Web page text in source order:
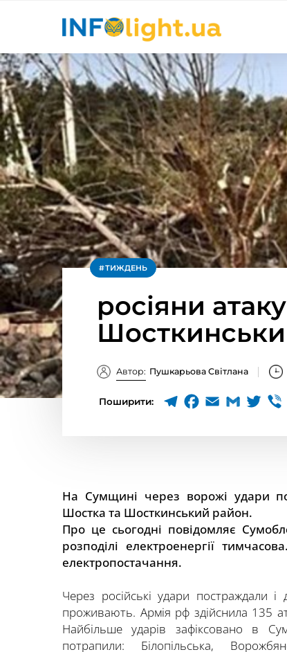
ТИЖДЕНЬ
росіяни
Автор: Пушкарьова Світлана
Поширити:
На Сумщині через ворожі удари по
Шостка та Шосткинський район.
Про це сьогодні повідомляє
розподілі електроенергії
електропостачання.
Через російські удари постраждали
проживають. Армія рф здійснила 135
Найбільше ударів зафіксовано в
потрапили: Білопільська,